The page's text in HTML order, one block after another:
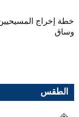
خطة إخراج
وساق
الطقس